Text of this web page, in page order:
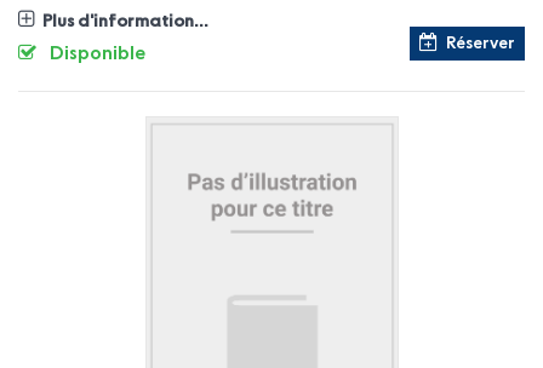
Plus d'information...
Réserver
Disponible